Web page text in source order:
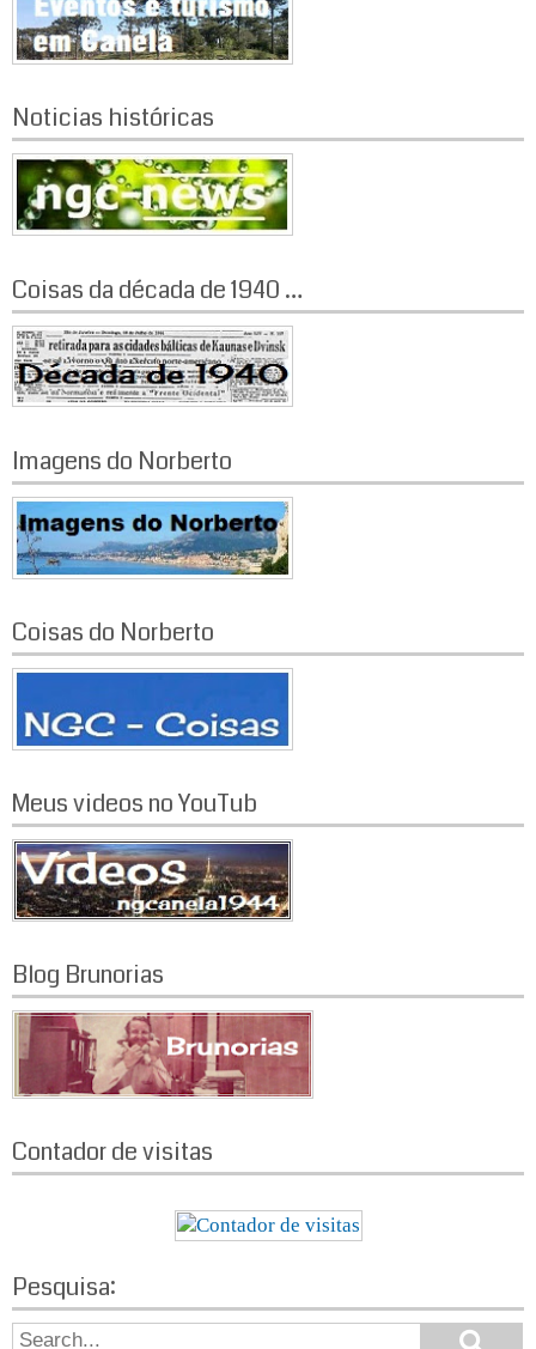
Noticias históricas
Coisas da década de 1940 …
Imagens do Norberto
Coisas do Norberto
Meus videos no YouTub
Blog Brunorias
Contador de visitas
Pesquisa:
S